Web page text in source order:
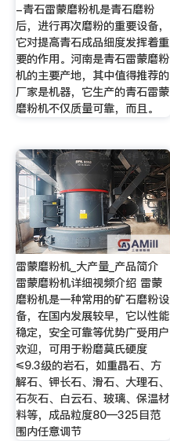
-青石雷蒙磨粉机是青石磨粉
后，进行再次磨粉的重要设备，
它对提高青石成品细度发挥着重
要的作用。河南是青石雷蒙磨粉
机的主要产地，其中值得推荐的
厂家是机器，它生产的青石雷蒙
磨粉机不仅质量可靠，而且。
雷蒙磨粉机_大产量_产品简介
雷蒙磨粉机详细视频介绍 雷蒙
磨粉机是一种常用的矿石磨粉设
备，在国内发展较早，它以性能
稳定，安全可靠等优势广受用户
欢迎，可用于粉磨莫氏硬度
≤9.3级的岩石，如重晶石、方
解石、钾长石、滑石、大理石、
石灰石、白云石、玻璃、保温材
料等，成品粒度80—325目范
围内任意调节